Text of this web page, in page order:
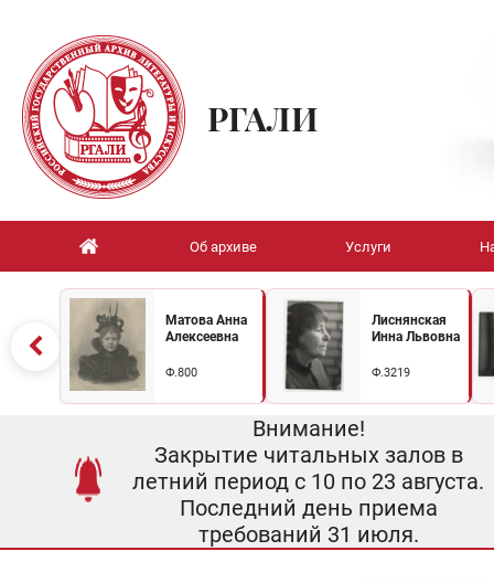
РГАЛИ
Об архиве Услуги
Матова Анна
Алексеевна
Ф.800
Лиснянская
Инна Львовна
Ф.3219
Внимание!
Закрытие читальных залов в
летний период с 10 по 23 августа.
Последний день приема
требований 31 июля.